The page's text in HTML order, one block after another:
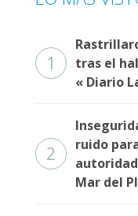
1
tras el
« Diario
2
ruido
Mar del